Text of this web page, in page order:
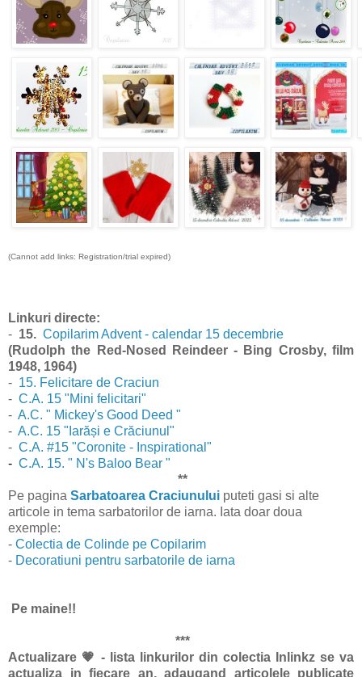
(Cannot add links: Registration/trial expired)
Linkuri directe:
- 15. Copilarim Advent - calendar 15 decembrie
(Rudolph the Red-Nosed Reindeer - Bing Crosby, film
1948, 1964)
- 15. Felicitare de Craciun
- C.A. 15 "Mini felicitari"
- A.C. " Mickey's Good Deed "
- A.C. 15 "Iarăși e Crăciunul"
- C.A. #15 "Coronite - Inspirational"
- C.A. 15. " N's Baloo Bear "
**
Pe pagina Sarbatoarea Craciunului puteti gasi si alte
articole in tema sarbatorilor de iarna. Iata doar doua
exemple:
- Colectia de Colinde pe Copilarim
- Decoratiuni pentru sarbatorile de iarna
Pe maine!!
***
Actualizare 💗 - lista linkurilor din colectia Inlinkz se va
actualiza in fiecare an, adaugand articolele publicate